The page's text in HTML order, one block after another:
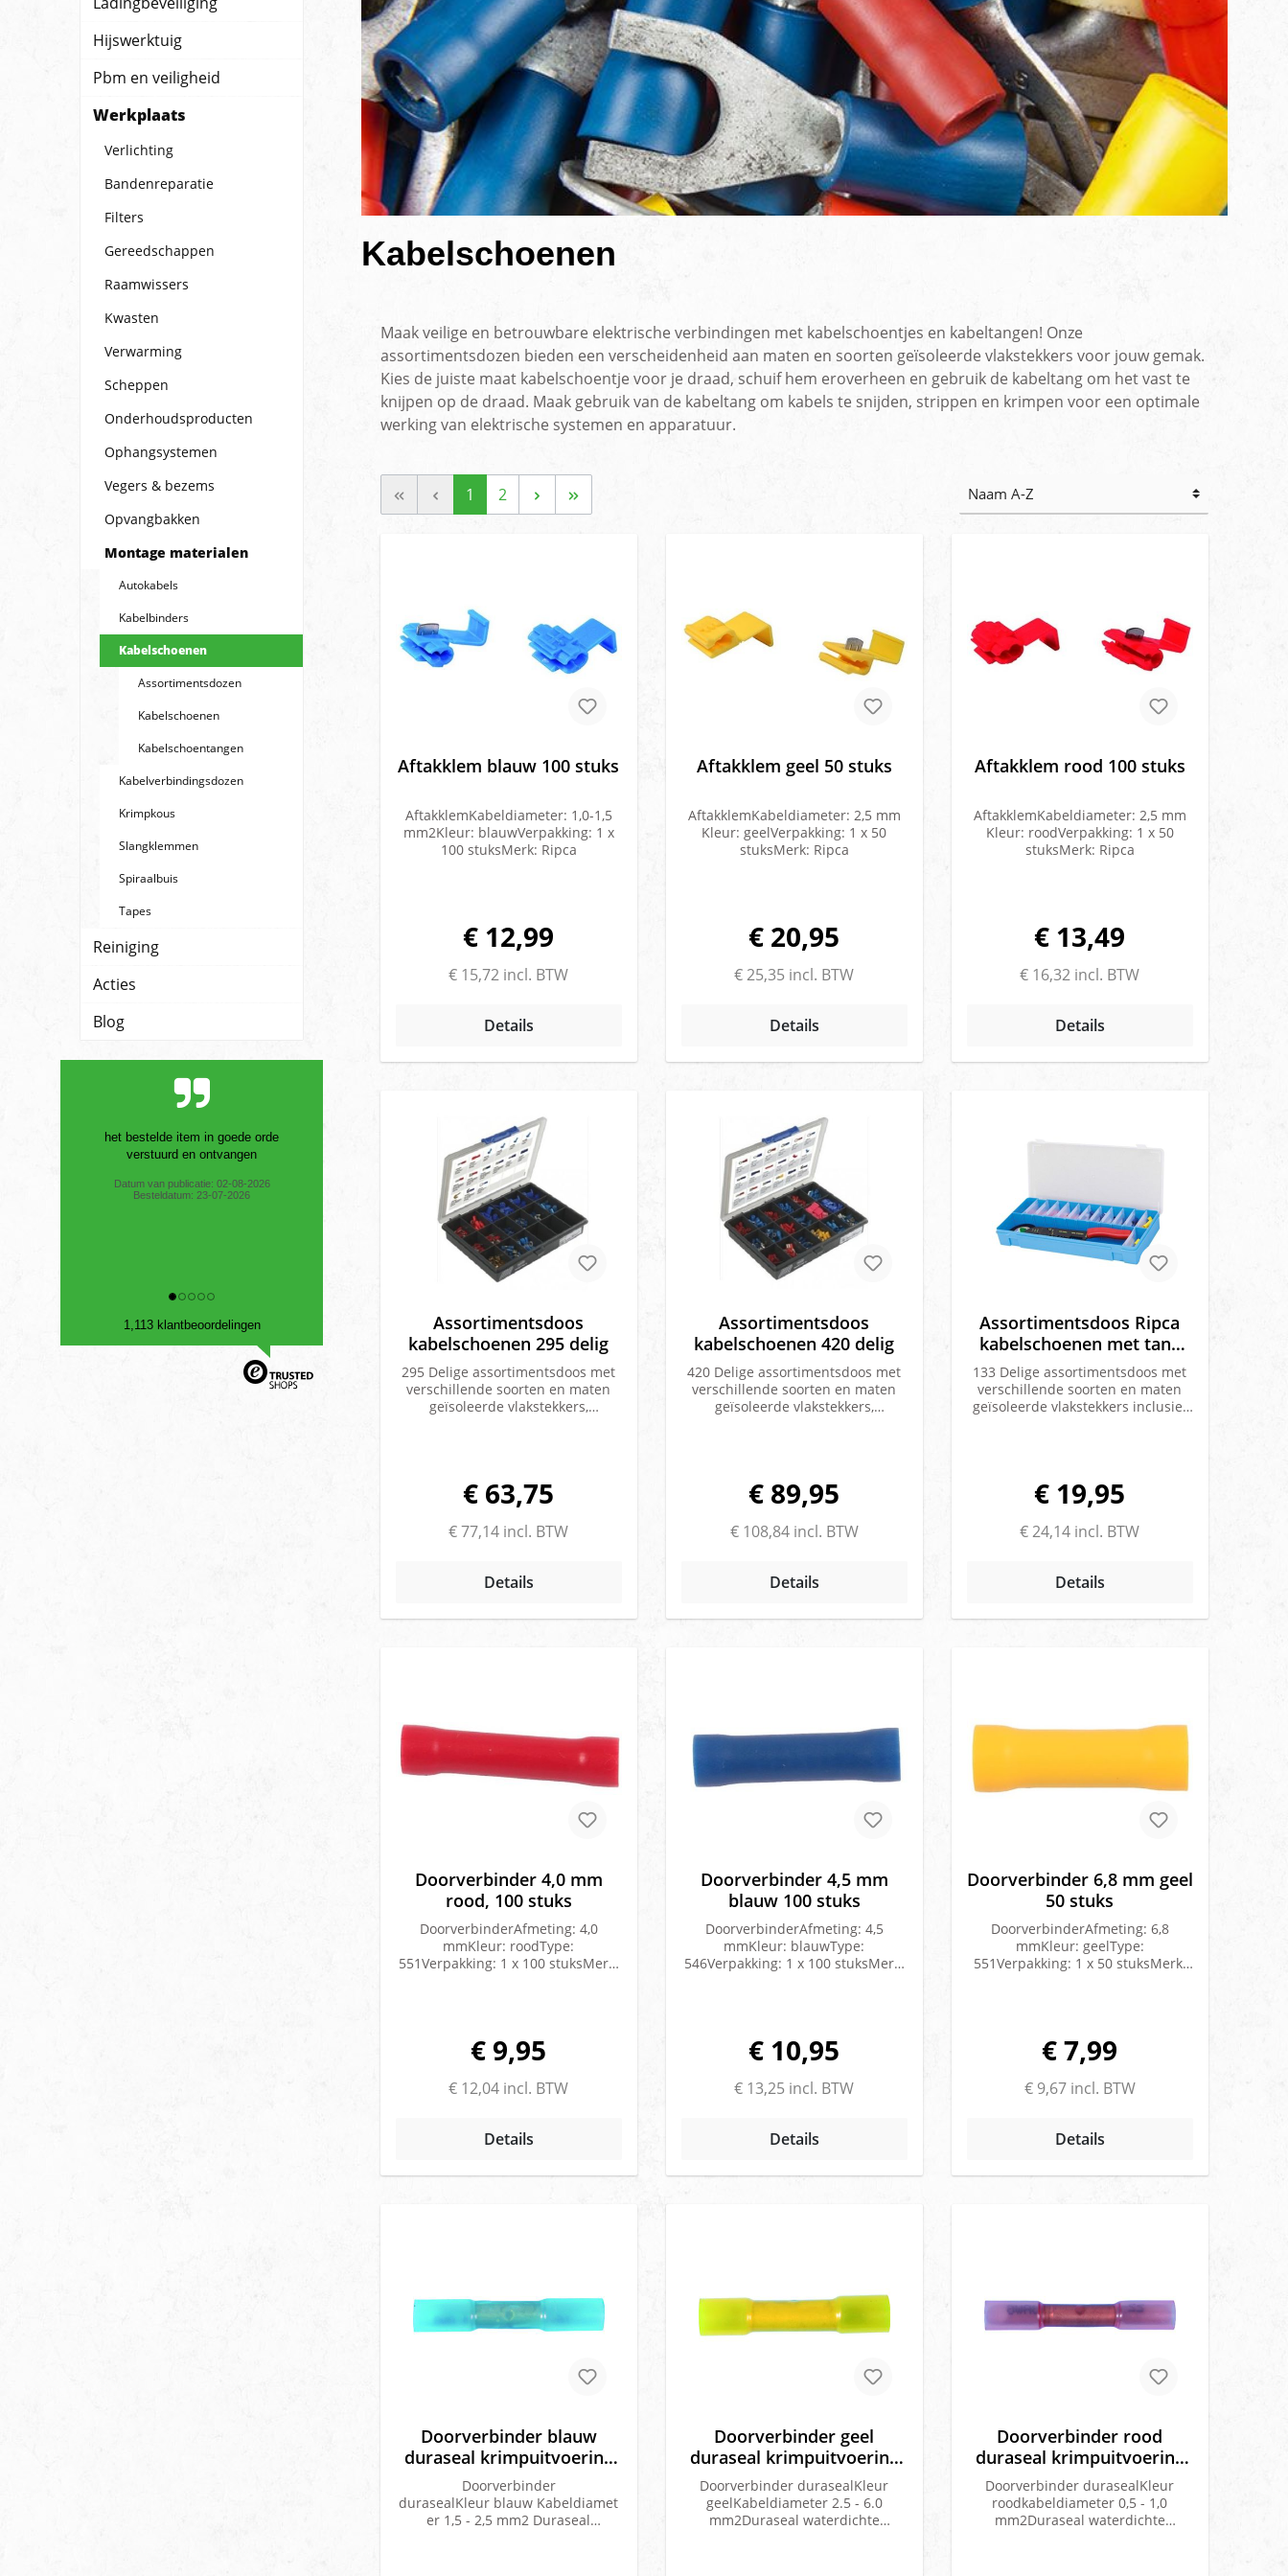
Hijswerktuig
Pbm en veiligheid
Werkplaats
Verlichting
Bandenreparatie
Filters
Gereedschappen
Raamwissers
Kwasten
Verwarming
Scheppen
Onderhoudsproducten
Ophangsystemen
Vegers & bezems
Opvangbakken
Montage materialen
Autokabels
Kabelbinders
Kabelschoenen
Assortimentsdozen
Kabelschoenen
Kabelschoentangen
Kabelverbindingsdozen
Krimpkous
Slangklemmen
Spiraalbuis
Tapes
Reiniging
Acties
Blog
Goede prijs, snelle levering en word via
PostNL geleverd. Dat is voor mij
Datum van publicatie: 01-08-2026
1,113 klantbeoordelingen
Kabelschoenen
Maak veilige en betrouwbare elektrische verbindingen met kabelschoentjes en kabeltangen! Onze
assortimentsdozen bieden een verscheidenheid aan maten en soorten geïsoleerde vlakstekkers voor jouw gemak.
Kies de juiste maat kabelschoentje voor je draad, schuif hem eroverheen en gebruik de kabeltang om het vast te
knijpen op de draad. Maak gebruik van de kabeltang om kabels te snijden, strippen en krimpen voor een optimale
werking van elektrische systemen en apparatuur.
1 2
Aftakklem blauw 100 stuks
AftakklemKabeldiameter: 1,0-1,5
mm2Kleur: blauwVerpakking: 1 x
100 stuksMerk: Ripca
€ 12,99
€ 15,72 incl. BTW
Details
Aftakklem geel 50 stuks
AftakklemKabeldiameter: 2,5 mm
Kleur: geelVerpakking: 1 x 50
stuksMerk: Ripca
€ 20,95
€ 25,35 incl. BTW
Details
Aftakklem rood 100 stuks
AftakklemKabeldiameter: 2,5 mm
Kleur: roodVerpakking: 1 x 50
stuksMerk: Ripca
€ 13,49
€ 16,32 incl. BTW
Details
Assortimentsdoos
kabelschoenen 295 delig
295 Delige assortimentsdoos met
verschillende soorten en maten
geïsoleerde vlakstekkers,
Rondstekkerhuls rood Ø 4mm20 x
Aftakklemmen blauw 0,75 - 2,5
mm²25 x Vlakstekkerhuls rood
2.8mm half geïsoleerd25 x
geïsoleerd25 x Vlakstekker blauw
M6Merk: Herth en Buss
€ 63,75
€ 77,14 incl. BTW
Details
Assortimentsdoos
kabelschoenen 420 delig
420 Delige assortimentsdoos met
verschillende soorten en maten
geïsoleerde vlakstekkers,
Ringkabelschoen blauw M425 x
Ringkabelschoen rood M525 x
Ringkabelschoen blauw M525 x
Ringkabelschoen rood M625 x
Rondstekker blauw 5mm25 x
Vlakstekkerhuls blauw 6.4MM half
geel 6.4MM half geïsoleerd25
x Vlakstekkerhuls blauw 6.4MM
x Vlakstekkerhuls met tab blauw
€ 89,95
€ 108,84 incl. BTW
Details
Assortimentsdoos Ripca
kabelschoenen met tang
133 delig
133 Delige assortimentsdoos met
verschillende soorten en maten
geïsoleerde vlakstekkers inclusief
on- en geïsoleerde schoenen10 x
Ringkabelschoen rood M6 10 x
Vlakstekkerhuls rood 4.8MM half
geïsoleerd10 x Doorverbinder rood
rood 4.8MM half geïsoleerd10 x
blauw 6.4MM volledig
geïsoleerd10 x Doorverbinder geel
2.5-6.0mmq 10 x Ringkabelschoen
geel M51 x OpbergdoosMerk:
€ 19,95
€ 24,14 incl. BTW
Details
Doorverbinder 4,0 mm
rood, 100 stuks
DoorverbinderAfmeting: 4,0
mmKleur: roodType:
551Verpakking: 1 x 100 stuksMerk:
€ 9,95
€ 12,04 incl. BTW
Details
Doorverbinder 4,5 mm
blauw 100 stuks
DoorverbinderAfmeting: 4,5
mmKleur: blauwType:
546Verpakking: 1 x 100 stuksMerk:
€ 10,95
€ 13,25 incl. BTW
Details
Doorverbinder 6,8 mm geel
50 stuks
DoorverbinderAfmeting: 6,8
mmKleur: geelType:
551Verpakking: 1 x 50 stuksMerk:
€ 7,99
€ 9,67 incl. BTW
Details
Doorverbinder blauw
duraseal krimpuitvoering
50 stuks
Doorverbinder
durasealKleur blauw Kabeldiamet
er 1,5 - 2,5 mm2 Duraseal
Doorverbinder geel
duraseal krimpuitvoering
50 stuks
Doorverbinder durasealKleur
geelKabeldiameter 2.5 - 6.0
mm2Duraseal waterdichte
Doorverbinder rood
duraseal krimpuitvoering
50 stuks
Doorverbinder durasealKleur
roodkabeldiameter 0,5 - 1,0
mm2Duraseal waterdichte